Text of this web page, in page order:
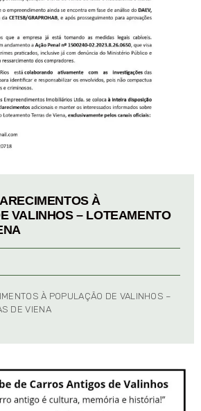
À
VALINHOS – LOTEAMENTO
À POPULAÇÃO DE VALINHOS –
DE VIENA